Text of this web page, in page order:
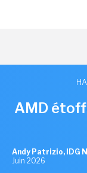
AMD
Andy Patrizio, IDG
Juin 2026